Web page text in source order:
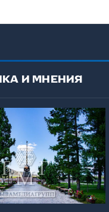
И МНЕНИЯ